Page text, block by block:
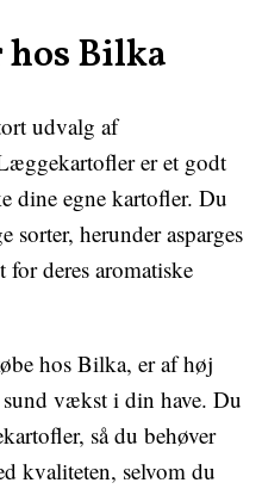
Bilka
udvalg af
er et godt
dine egne kartofler. Du
herunder asparges
deres aromatiske
hos Bilka, er af høj
vækst i din have. Du
så du behøver
kvaliteten, selvom du